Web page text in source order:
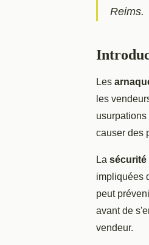
Reims.
Les
les
causer des
La sécurité
impliquées
peut
avant de
vendeur.